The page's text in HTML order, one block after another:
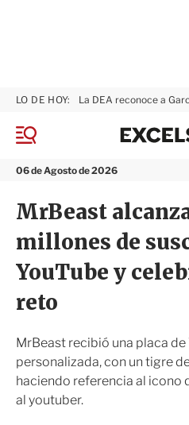
M
n
06 de Agosto de 2026
LO DE HOY: La DEA reconoce a
MrBeast
millones de
YouTube y
reto
MrBeast recibió una placa
personalizada, con un tigre
haciendo referencia al icono
al youtuber.